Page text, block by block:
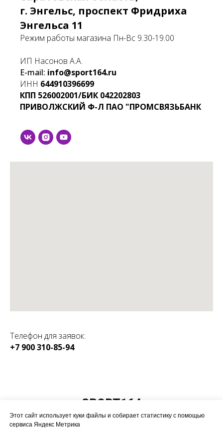
Этот сайт использует куки файлы и собирает статистику с помощью
сервиса Яндекс Метрика
г. Энгельс, проспект Фридриха
Энгельса 11
Режим работы магазина Пн-Вс 9.30-19.00
ИП Насонов А.А.
E-mail: info@sport164.ru
ИНН 644910396699
КПП 526002001/БИК 042202803
ПРИВОЛЖСКИЙ Ф-Л ПАО "ПРОМСВЯЗЬБАНК
Телефон для заявок:
+7 900 310-85-94
SPORT164
Магазин спортивного
оборудования